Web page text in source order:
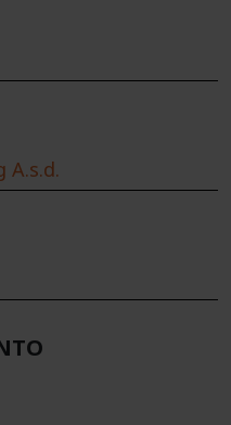
A.s.d.